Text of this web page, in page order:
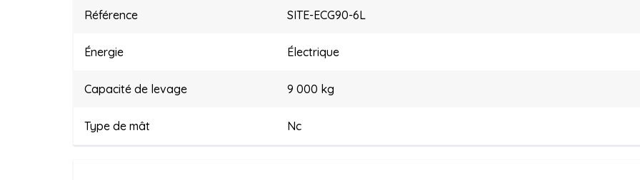
Référence SITE-ECG90-6L
Énergie Électrique
Capacité de levage 9 000 kg
Type de mât Nc